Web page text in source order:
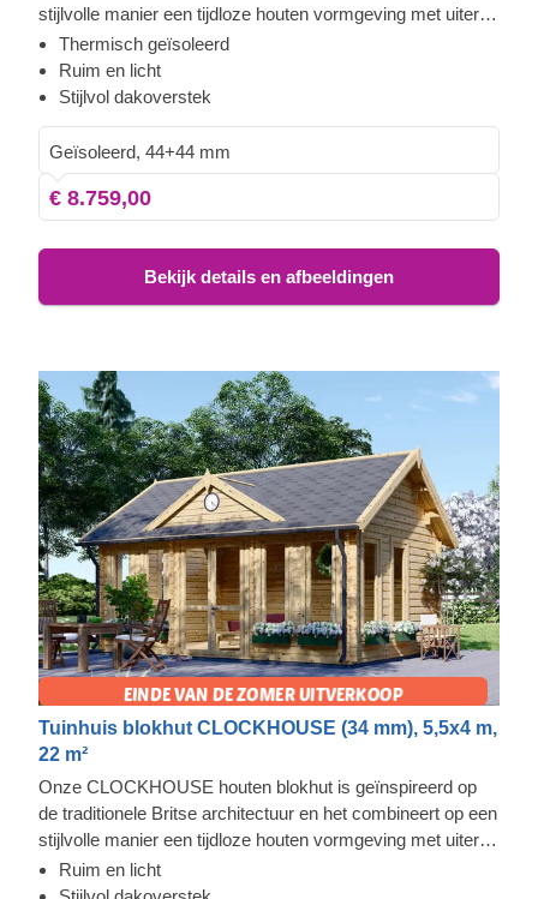
stijlvolle manier een tijdloze houten vormgeving met uiterst
functioneel comfort. Deze ruime hut wordt overspoeld met
natuurlijk licht dankzij de enorme ramen en deuren die de
voorkant van het gebouw bedekken. Het is de perfecte
of een gezellige plek waar u met uw familie en vrienden
kunt samenkomen.
Thermisch geïsoleerd
Ruim en licht
Stijlvol dakoverstek
Geïsoleerd, 44+44 mm
€ 8.759,00
Bekijk details en afbeeldingen
Tuinhuis blokhut CLOCKHOUSE (34 mm), 5,5x4 m,
22 m²
Onze CLOCKHOUSE houten blokhut is geïnspireerd op
de traditionele Britse architectuur en het combineert op een
stijlvolle manier een tijdloze houten vormgeving met uiterst
functioneel comfort. Deze ruime hut wordt overspoeld met
natuurlijk licht dankzij de enorme ramen en deuren die de
Ruim en licht